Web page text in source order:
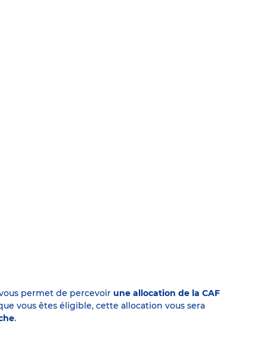
permet de percevoir une allocation de la CAF
vous êtes éligible, cette allocation vous sera
.